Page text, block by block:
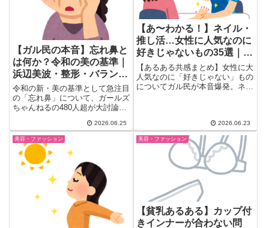
【ガル民の本音】忘れ鼻と
は何か？令和の美の基準｜
浜辺美波・整形・バランス
論を徹底討論
令和の新・美の基準として急注目
の「忘れ鼻」について、ガールズ
ちゃんねるの480人超が大討論！
本当に作れるのか、横顔との関
係、昭和の美人（中山美穂・竹内
結子）との比較まで、ガル民の本
音コメント15選をまとめまし
た。
2026.06.25
【あ〜わかる！】ネイル・
推し活…女性に人気なのに
好きじゃないもの35選｜ガ
ル民の本音
【あるある共感まとめ】女性に大
人気なのに「好きじゃない」もの
についてガル民が本音爆発。ネイ
しすぎて震えるものばかり！
2026.06.23
美容・ファッション 美容・ファッション
【貧乳あるある】カップ付
きインナーが合わない問